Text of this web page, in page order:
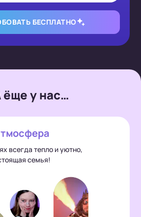
БЕСПЛАТНО
ёще у нас…
всегда тепло и уютно,
семья!